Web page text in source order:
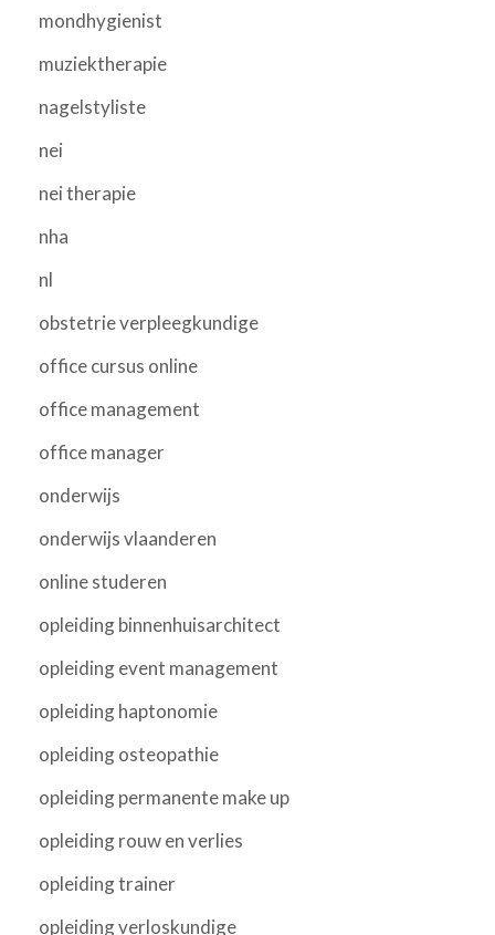
mondhygienist
muziektherapie
nagelstyliste
nei
nei therapie
nha
nl
obstetrie verpleegkundige
office cursus online
office management
office manager
onderwijs
onderwijs vlaanderen
online studeren
opleiding binnenhuisarchitect
opleiding event management
opleiding haptonomie
opleiding osteopathie
opleiding permanente make up
opleiding rouw en verlies
opleiding trainer
opleiding verloskundige